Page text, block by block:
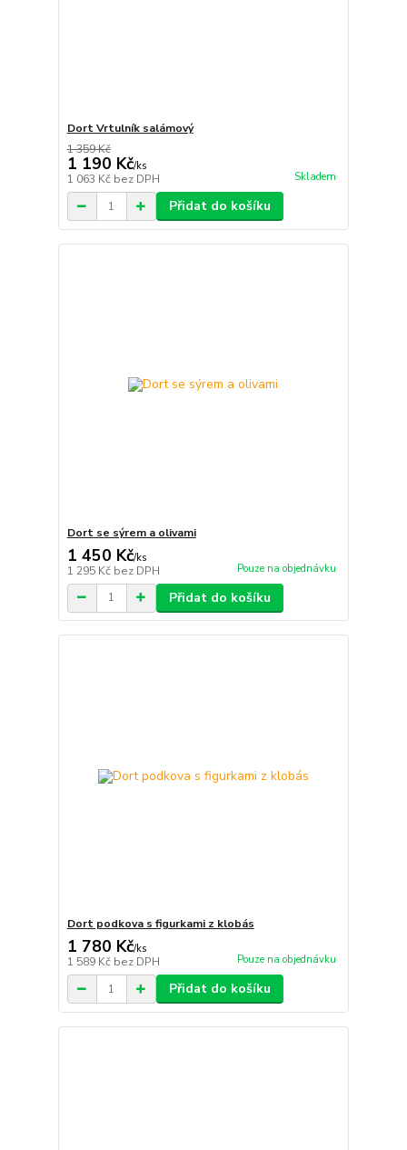
Dort Vrtulník salámový
1 359 Kč
1 190 Kč/ks
1 063 Kč bez DPH Skladem
Přidat do košíku
Dort se sýrem a olivami
1 450 Kč/ks
1 295 Kč bez DPH Pouze na objednávku
Přidat do košíku
Dort podkova s figurkami z klobás
1 780 Kč/ks
1 589 Kč bez DPH Pouze na objednávku
Přidat do košíku